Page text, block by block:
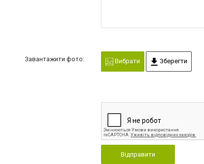
Завантажити фото: Вибрати Зберегти
Відправити